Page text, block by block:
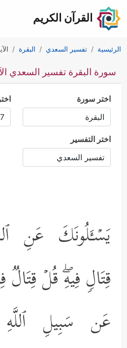
القرآن الكريم
الرئيسية تفسير السعدي البقرة الآية
سورة البقرة تفسير السعدي الآية
اختر سورة
اختر التفسير
یَسۡـَٔلُونَكَ عَنِ
قِتَالࣲ فِیهِۖ قُلۡ
عَن سَبِیلِ